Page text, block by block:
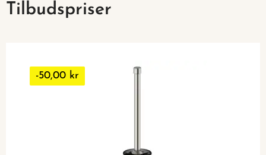
Tilbudspriser
-50,00 kr